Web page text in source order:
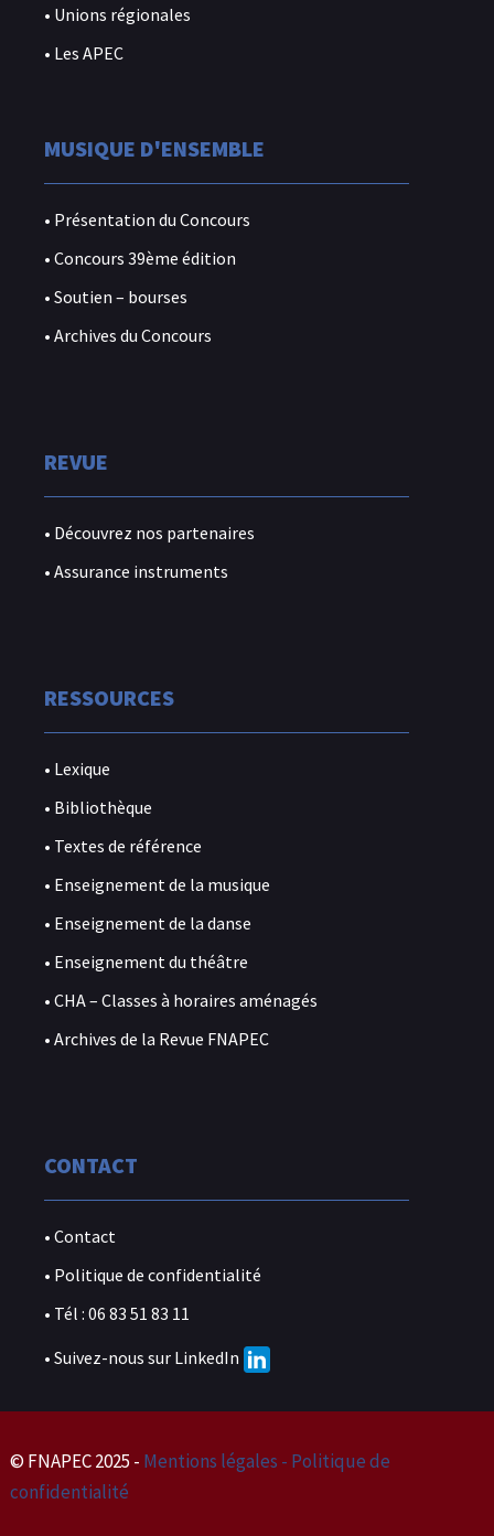
• Unions régionales
• Les APEC
MUSIQUE D'ENSEMBLE
• Présentation du Concours
• Concours 39ème édition
• Soutien – bourses
• Archives du Concours
REVUE
• Découvrez nos partenaires
• Assurance instruments
RESSOURCES
• Lexique
• Bibliothèque
• Textes de référence
• Enseignement de la musique
• Enseignement de la danse
• Enseignement du théâtre
• CHA – Classes à horaires aménagés
• Archives de la Revue FNAPEC
CONTACT
• Contact
• Politique de confidentialité
• Tél : 06 83 51 83 11
• Suivez-nous sur LinkedIn
© FNAPEC 2025 - Mentions légales - Politique de
confidentialité